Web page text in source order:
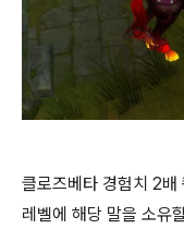
클로즈베타 경험치 2배
레벨에 해당 말을 소유